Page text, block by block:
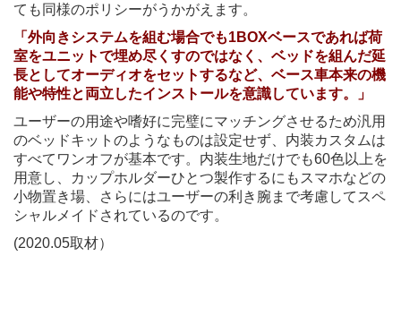
ても同様のポリシーがうかがえます。
「外向きシステムを組む場合でも1BOXベースであれば荷
室をユニットで埋め尽くすのではなく、ベッドを組んだ延
長としてオーディオをセットするなど、ベース車本来の機
能や特性と両立したインストールを意識しています。」
ユーザーの用途や嗜好に完璧にマッチングさせるため汎用
のベッドキットのようなものは設定せず、内装カスタムは
すべてワンオフが基本です。内装生地だけでも60色以上を
用意し、カップホルダーひとつ製作するにもスマホなどの
小物置き場、さらにはユーザーの利き腕まで考慮してスペ
シャルメイドされているのです。
(2020.05取材）